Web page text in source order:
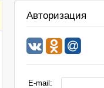
Авторизация
E-mail: